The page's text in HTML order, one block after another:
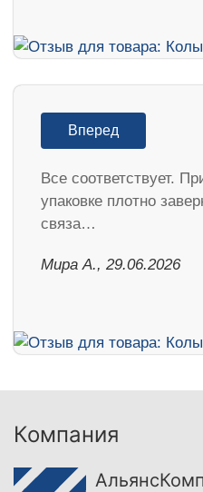
Вперед
Все соответствует.
упаковке плотно
связа…
Мира А., 29.06.2026
Компания